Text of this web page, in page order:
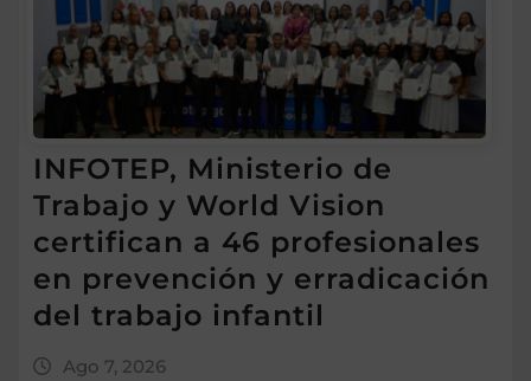
INFOTEP, Ministerio de
Trabajo y World Vision
certifican a 46 profesionales
en prevención y erradicación
del trabajo infantil
Ago 7, 2026